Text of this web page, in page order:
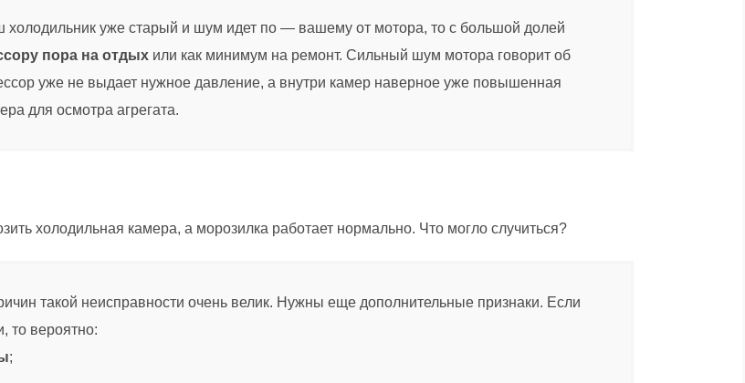
холодильник уже старый и шум идет по — вашему от мотора, то с большой долей
пора на отдых или как минимум на ремонт. Сильный шум мотора говорит об
уже не выдает нужное давление, а внутри камер наверное уже повышенная
для осмотра агрегата.
холодильная камера, а морозилка работает нормально. Что могло случиться?
такой неисправности очень велик. Нужны еще дополнительные признаки. Если
то вероятно:
;